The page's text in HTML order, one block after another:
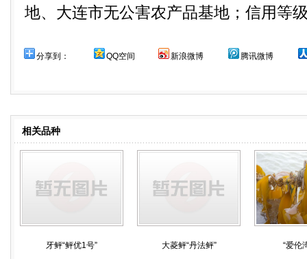
地、大连市无公害农产品基地；信用等
分享到： QQ空间 新浪微博 腾讯微博
相关品种
牙鲆“鲆优1号” 大菱鲆“丹法鲆” “爱伦